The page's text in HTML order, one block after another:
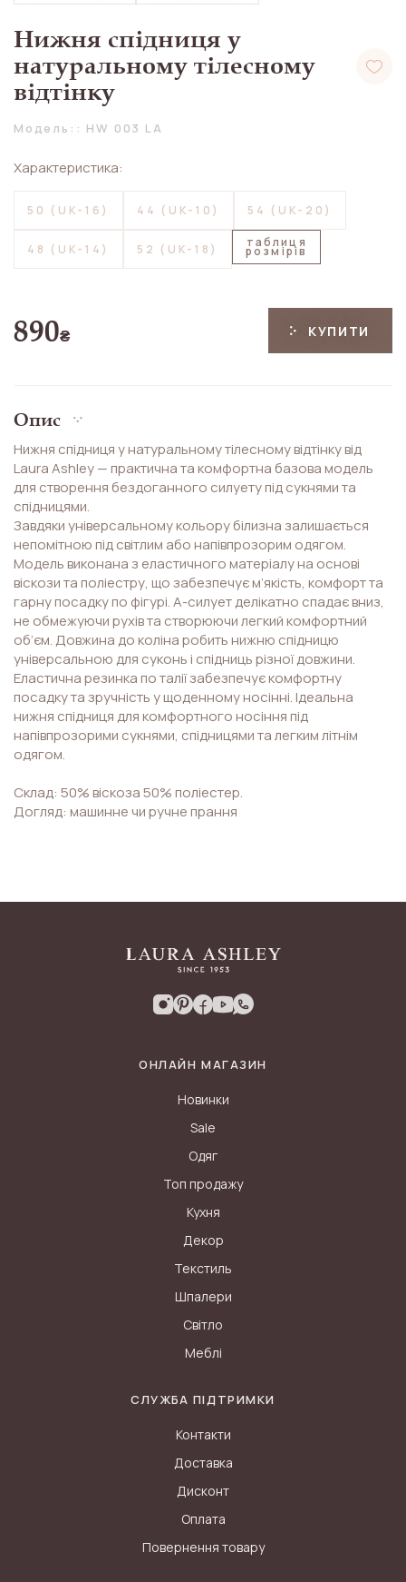
Нижня спідниця у
натуральному тілесному
відтінку
Модель:: HW 003 LA
Характеристика:
50 (UK-16) 44 (UK-10) 54 (UK-20)
48 (UK-14) 52 (UK-18) таблиця
розмірів
890₴ КУПИТИ
Опис
Нижня спідниця у натуральному тілесному відтінку від
Laura Ashley — практична та комфортна базова модель
для створення бездоганного силуету під сукнями та
спідницями.
Завдяки універсальному кольору білизна залишається
непомітною під світлим або напівпрозорим одягом.
Модель виконана з еластичного матеріалу на основі
віскози та поліестру, що забезпечує м’якість, комфорт та
гарну посадку по фігурі. А-силует делікатно спадає вниз,
не обмежуючи рухів та створюючи легкий комфортний
об’єм. Довжина до коліна робить нижню спідницю
універсальною для суконь і спідниць різної довжини.
Еластична резинка по талії забезпечує комфортну
посадку та зручність у щоденному носінні. Ідеальна
нижня спідниця для комфортного носіння під
напівпрозорими сукнями, спідницями та легким літнім
одягом.
Склад: 50% віскоза 50% поліестер.
Догляд: машинне чи ручне прання
ОНЛАЙН МАГАЗИН
Новинки
Sale
Одяг
Топ продажу
Кухня
Декор
Текстиль
Шпалери
Світло
Меблі
СЛУЖБА ПІДТРИМКИ
Контакти
Доставка
Дисконт
Оплата
Повернення товару